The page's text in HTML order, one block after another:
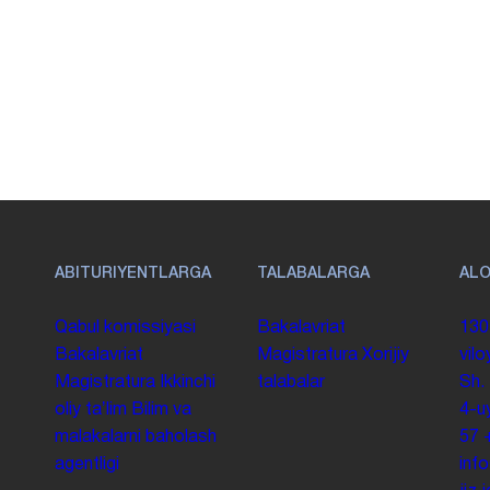
ABITURIYENTLARGA
Qabul komissiyasi
Bakalavriat
Magistratura
Ikkinchi
oliy taʼlim Bilim va
malakalarni baholash
agentligi
TALABALARGA
Bakalavriat
Magistratura Xorijiy
talabalar
Sh.
4-
57